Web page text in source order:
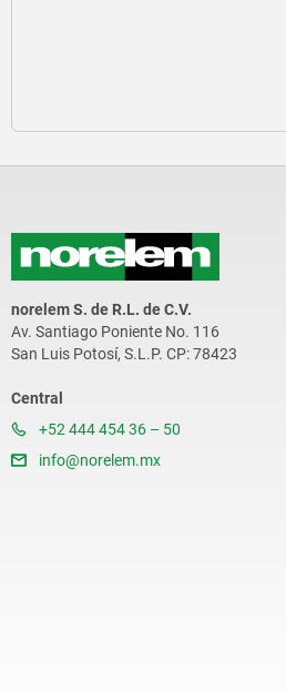
norelem S. de R.L. de C.V.
Av. Santiago Poniente No. 116
San Luis Potosí, S.L.P. CP: 78423
Central
+52 444 454 36 – 50
info@norelem.mx